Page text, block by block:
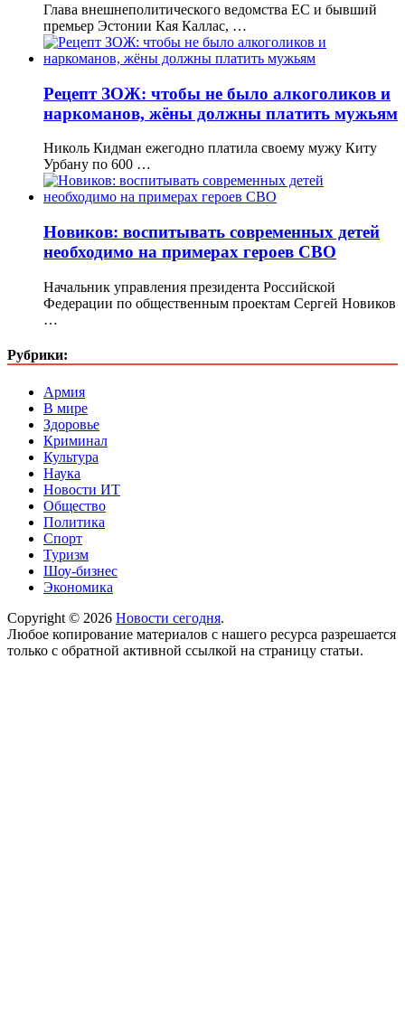
Глава внешнеполитического ведомства ЕС и бывший
премьер Эстонии Кая Каллас, …
Рецепт ЗОЖ: чтобы не было алкоголиков и
наркоманов, жёны должны платить мужьям
Николь Кидман ежегодно платила своему мужу Киту
Урбану по 600 …
Новиков: воспитывать современных детей
необходимо на примерах героев СВО
Начальник управления президента Российской
Федерации по общественным проектам Сергей Новиков
…
Рубрики:
Армия
В мире
Здоровье
Криминал
Культура
Наука
Новости ИТ
Общество
Политика
Спорт
Туризм
Шоу-бизнес
Экономика
Copyright © 2026 Новости сегодня.
Любое копирование материалов с нашего ресурса разрешается
только с обратной активной ссылкой на страницу статьи.